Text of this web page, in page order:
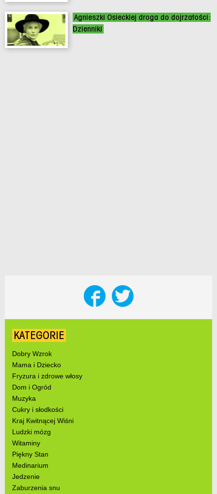
Agnieszki Osieckiej droga do dojrzałości:
Dzienniki
KATEGORIE
Dobry Wzrok
Mama i Dziecko
Fryzura i zdrowe włosy
Dom i Ogród
Muzyka
Cukry i słodkości
Kraj Kwitnącej Wiśni
Ludzki mózg
Witaminy
Piękny Stan
Medinarium
Jedzenie
Zaburzenia snu